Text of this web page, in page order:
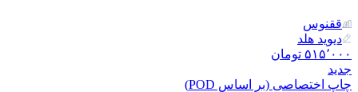
ققنوس
دیوید هلد
۵۱۵٬۰۰۰ تومان
جدید
چاپ اختصاصی (بر اساس POD)